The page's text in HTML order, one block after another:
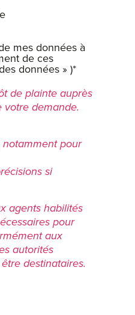
mes données à
de ces
données » )*
de plainte auprès
votre demande.
notamment pour
si
agents habilités
pour
aux
autorités
destinataires.